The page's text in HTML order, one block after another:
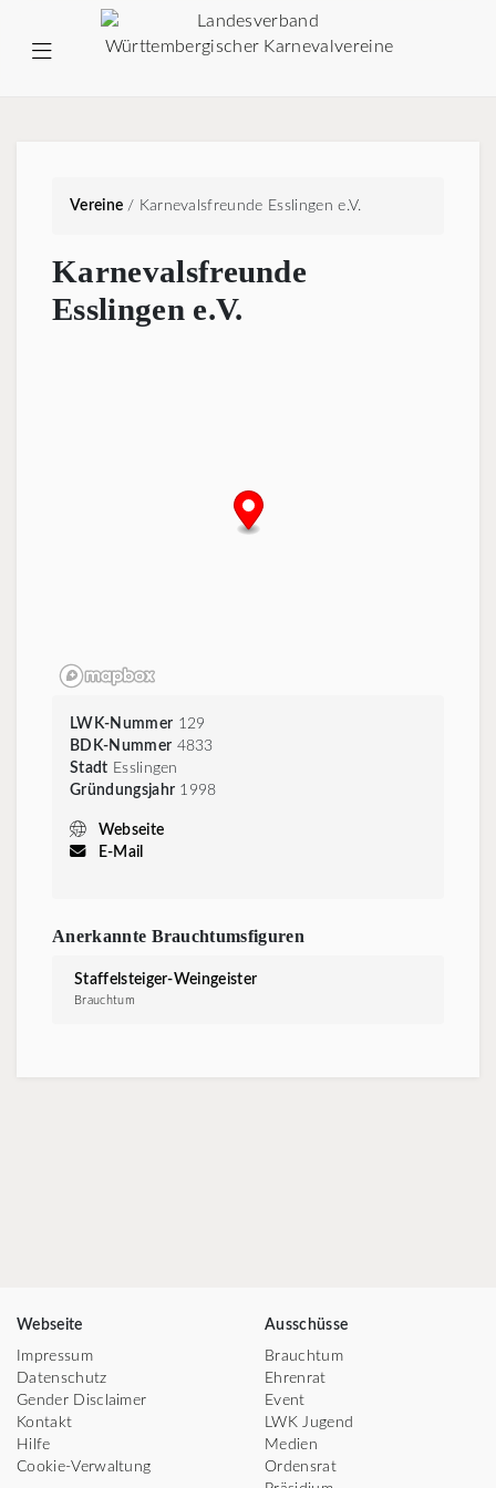
Vereine / Karnevalsfreunde Esslingen e.V.
Karnevalsfreunde
Esslingen e.V.
LWK-Nummer 129
BDK-Nummer 4833
Stadt Esslingen
Gründungsjahr 1998
Webseite
E-Mail
Anerkannte Brauchtumsfiguren
Staffelsteiger-Weingeister
Brauchtum
Webseite
Impressum
Datenschutz
Gender Disclaimer
Kontakt
Hilfe
Cookie-Verwaltung
Ausschüsse
Brauchtum
Ehrenrat
Event
LWK Jugend
Medien
Ordensrat